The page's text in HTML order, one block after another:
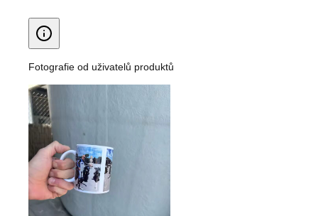
Fotografie od uživatelů produktů